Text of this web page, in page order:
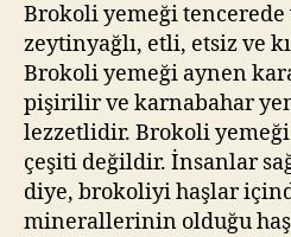
Brokoli yemeği tencerede
zeytinyağlı, etli, etsiz ve
Brokoli yemeği aynen
pişirilir ve karnabahar
lezzetlidir. Brokoli
çeşiti değildir. İnsanlar
diye, brokoliyi haşlar
minerallerinin olduğu